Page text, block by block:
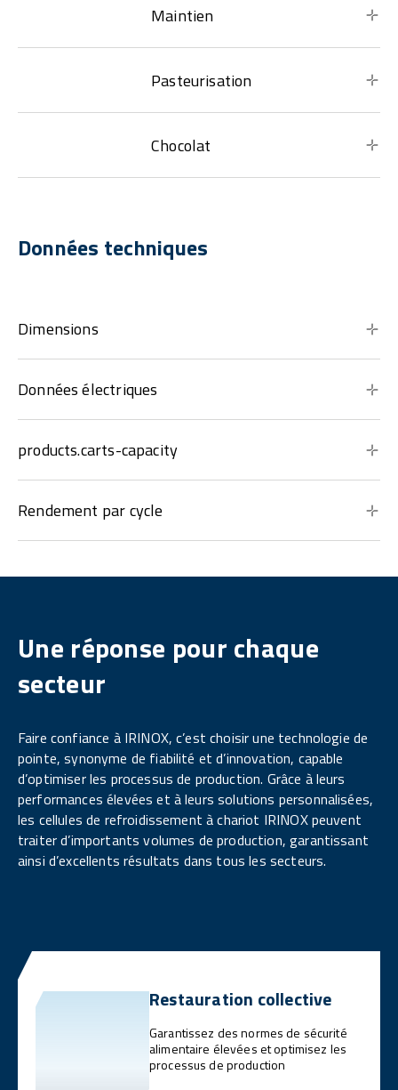
Maintien
Pasteurisation
Chocolat
Données techniques
Dimensions
Données électriques
products.carts-capacity
Rendement par cycle
Une réponse pour chaque
secteur
Faire confiance à IRINOX, c’est choisir une technologie de
pointe, synonyme de fiabilité et d’innovation, capable
d’optimiser les processus de production. Grâce à leurs
performances élevées et à leurs solutions personnalisées,
les cellules de refroidissement à chariot IRINOX peuvent
traiter d’importants volumes de production, garantissant
ainsi d’excellents résultats dans tous les secteurs.
Restauration collective
Garantissez des normes de sécurité
alimentaire élevées et optimisez les
processus de production